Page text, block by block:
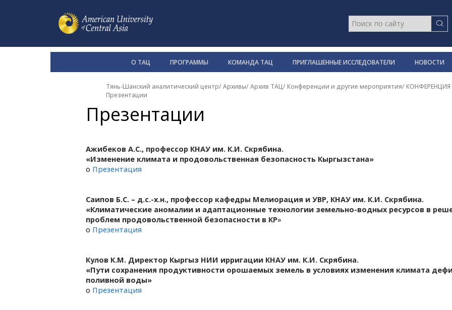
О ТАЦ ПРОГРАММЫ КОМАНДА ТАЦ ПРИГЛАШЕННЫЕ ИССЛЕДОВАТЕЛИ НОВОСТИ
Тянь-Шанский аналитический центр/Архивы/Архив ТАЦ/Конференции и другие мероприятия/
Презентации
Презентации
Ажибеков А.С., профессор КНАУ им. К.И. Скрябина.
«Изменение климата и продовольственная безопасность Кыргызстана»
o Презентация
Саипов Б.С. – д.с.-х.н., профессор кафедры Мелиорация и УВР, КНАУ им. К.И. Скрябина.
«Климатические аномалии и адаптационные технологии земельно-водных ресурсов в
проблем продовольственной безопасности в КР»
o Презентация
Кулов К.М. Директор Кыргыз НИИ ирригации КНАУ им. К.И. Скрябина.
«Пути сохранения продуктивности орошаемых земель в условиях изменения климата
поливной воды»
o Презентация